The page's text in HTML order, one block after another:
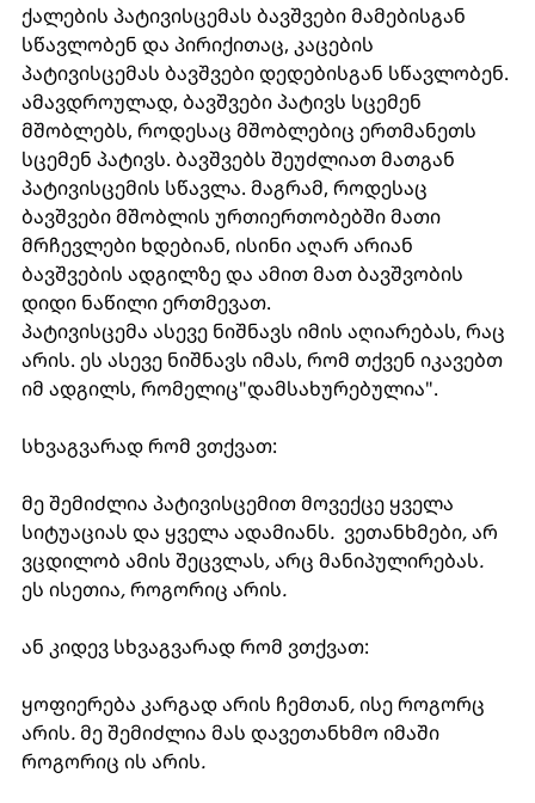
ქალების პატივისცემას ბავშვები მამებისგან
სწავლობენ და პირიქითაც, კაცების
პატივისცემას ბავშვები დედებისგან სწავლობენ.
ამავდროულად, ბავშვები პატივს სცემენ
მშობლებს, როდესაც მშობლებიც ერთმანეთს
სცემენ პატივს. ბავშვებს შეუძლიათ მათგან
პატივისცემის სწავლა. მაგრამ, როდესაც
ბავშვები მშობლის ურთიერთობებში მათი
მრჩევლები ხდებიან, ისინი აღარ არიან
ბავშვების ადგილზე და ამით მათ ბავშვობის
დიდი ნაწილი ერთმევათ.
პატივისცემა ასევე ნიშნავს იმის აღიარებას, რაც
არის. ეს ასევე ნიშნავს იმას, რომ თქვენ იკავებთ
იმ ადგილს, რომელიც"დამსახურებულია".
სხვაგვარად რომ ვთქვათ:
მე შემიძლია პატივისცემით მოვექცე ყველა
სიტუაციას და ყველა ადამიანს. ვეთანხმები, არ
ვცდილობ ამის შეცვლას, არც მანიპულირებას.
ეს ისეთია, როგორიც არის.
ან კიდევ სხვაგვარად რომ ვთქვათ:
ყოფიერება კარგად არის ჩემთან, ისე როგორც
არის. მე შემიძლია მას დავეთანხმო იმაში
როგორიც ის არის.